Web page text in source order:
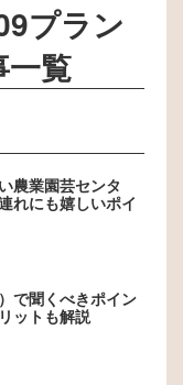
プラン
一覧
農業園芸センタ
れにも嬉しいポイ
で聞くべきポイン
ットも解説